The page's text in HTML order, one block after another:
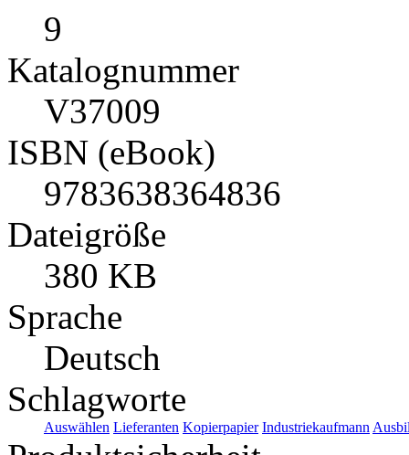
9
Katalognummer
V37009
ISBN (eBook)
9783638364836
Dateigröße
380 KB
Sprache
Deutsch
Schlagworte
Auswählen Lieferanten Kopierpapier Industriekaufmann